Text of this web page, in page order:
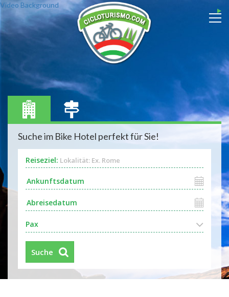
Video Background
Suche im Bike Hotel perfekt für Sie!
Reiseziel: Lokalität: Ex. Rome
Pax
Suche